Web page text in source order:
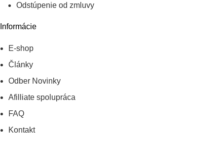
Odstúpenie od zmluvy
Informácie
E-shop
Články
Odber Novinky
Afilliate spolupráca
FAQ
Kontakt